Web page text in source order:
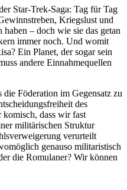
Star-Trek-Saga: Tag für Tag
Kriegslust und
– doch wie sie das getan
immer noch. Und womit
Ein Planet, der sogar sein
andere Einnahmequellen
Föderation im Gegensatz zu
des
dass wir fast
militärischen Struktur
verurteilt
genauso militaristisch
die Romulaner? Wir können